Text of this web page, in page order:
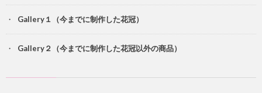
Gallery１（今までに制作した花冠）
Gallery２（今までに制作した花冠以外の商品）